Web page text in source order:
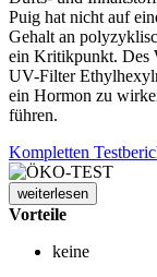
Puig hat nicht auf
Gehalt an
ein Kritikpunkt. Des
UV-Filter
ein Hormon zu
führen.
Kompletten
weiterlesen
Vorteile
keine